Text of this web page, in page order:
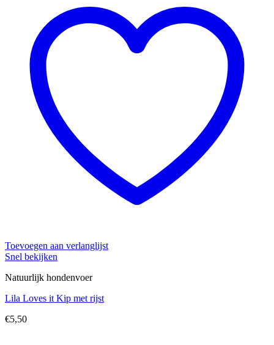
Toevoegen aan verlanglijst
Snel bekijken
Natuurlijk hondenvoer
Lila Loves it Kip met rijst
€5,50